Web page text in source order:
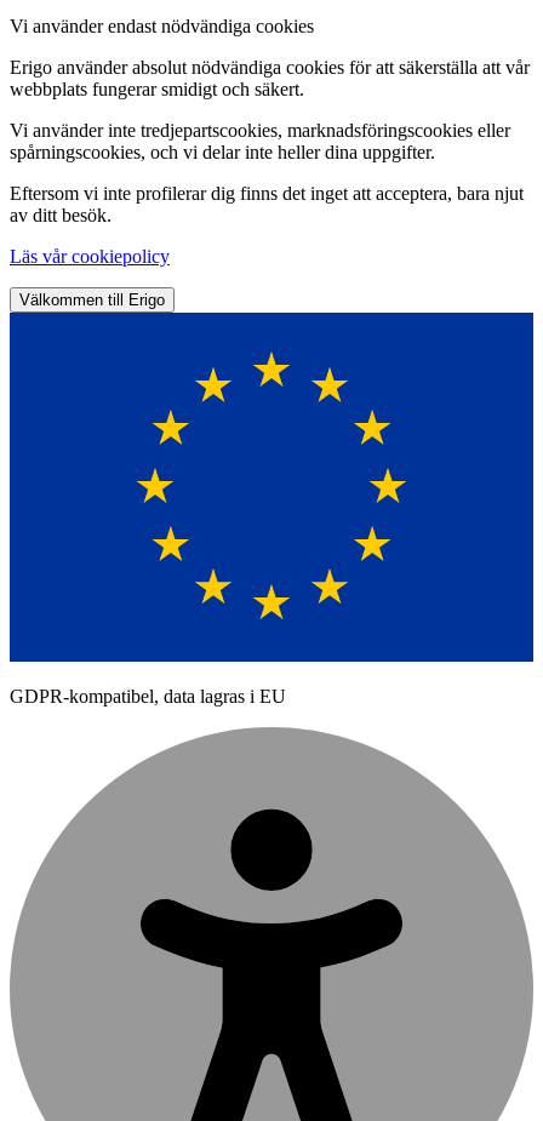
Vi använder endast nödvändiga cookies
Erigo använder absolut nödvändiga cookies för att säkerställa att vår
webbplats fungerar smidigt och säkert.
Vi använder inte tredjepartscookies, marknadsföringscookies eller
spårningscookies, och vi delar inte heller dina uppgifter.
Eftersom vi inte profilerar dig finns det inget att acceptera, bara njut
av ditt besök.
Läs vår cookiepolicy
Välkommen till Erigo
GDPR-kompatibel, data lagras i EU